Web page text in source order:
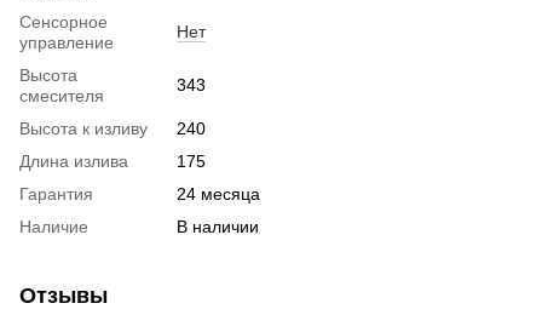
Сенсорное
управление
Нет
Высота
смесителя
343
Высота к изливу
240
Длина излива
175
Гарантия
24 месяца
Наличие
В наличии
Отзывы